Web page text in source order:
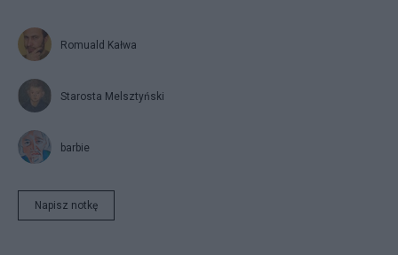
Romuald Kałwa
Starosta Melsztyński
barbie
Napisz notkę